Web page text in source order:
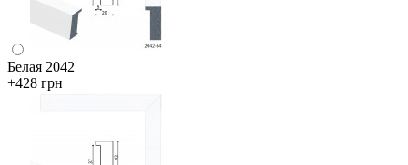
Белая 2042
+428 грн